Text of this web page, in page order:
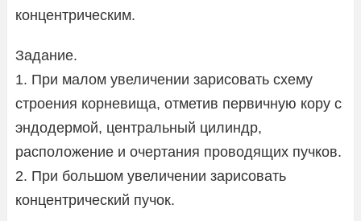
концентрическим.
Задание.
1. При малом увеличении зарисовать схему
строения корневища, отметив первичную кору с
эндодермой, центральный цилиндр,
расположение и очертания проводящих пучков.
2. При большом увеличении зарисовать
концентрический пучок.